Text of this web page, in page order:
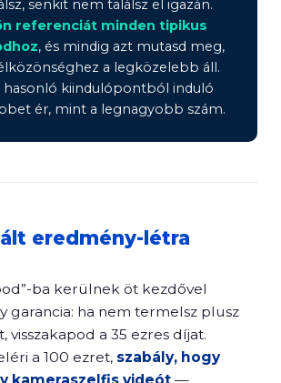
senkit nem találsz el igazán.
referenciát minden tipikus
, és mindig azt mutasd meg,
a legközelebb áll.
hasonló kiindulópontból induló
ér, mint a legnagyobb szám.
eredmény-létra
ba kerülnek öt kezdővel
garancia: ha nem termelsz plusz
visszakapod a 35 ezres díjat.
a 100 ezret, szabály, hogy